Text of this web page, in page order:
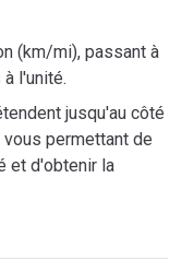
(km/mi), passant à
l'unité.
jusqu'au côté
permettant de
et d'obtenir la